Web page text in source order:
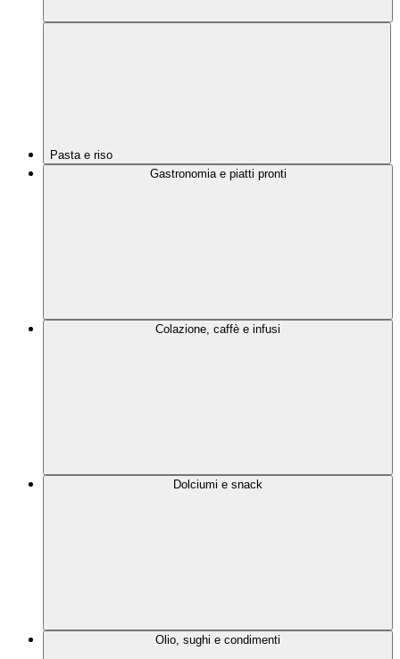
Pasta e riso
Gastronomia e piatti pronti
Colazione, caffè e infusi
Dolciumi e snack
Olio, sughi e condimenti